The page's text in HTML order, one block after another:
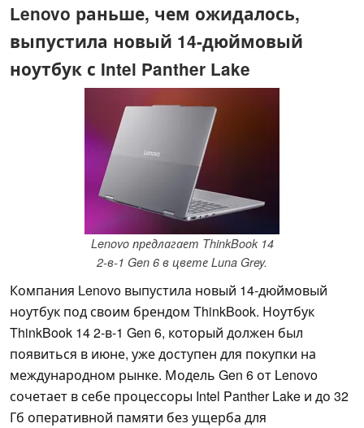
Lenovo раньше, чем ожидалось,
выпустила новый 14-дюймовый
ноутбук с Intel Panther Lake
Lenovo предлагает ThinkBook 14
2-в-1 Gen 6 в цвете Luna Grey.
Компания Lenovo выпустила новый 14-дюймовый
ноутбук под своим брендом ThinkBook. Ноутбук
ThinkBook 14 2-в-1 Gen 6, который должен был
появиться в июне, уже доступен для покупки на
международном рынке. Модель Gen 6 от Lenovo
сочетает в себе процессоры Intel Panther Lake и до 32
Гб оперативной памяти без ущерба для